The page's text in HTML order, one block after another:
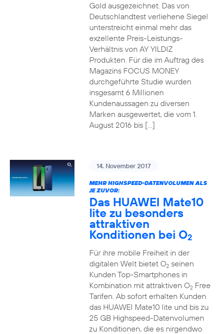
Gold ausgezeichnet. Das von
Deutschlandtest verliehene Siegel
unterstreicht einmal mehr das
exzellente Preis-Leistungs-
Verhältnis von AY YILDIZ
Produkten. Für die im Auftrag des
Magazins FOCUS MONEY
durchgeführte Studie wurden
insgesamt 6 Millionen
Kundenaussagen zu diversen
Marken ausgewertet, die vom 1.
August 2016 bis […]
14. November 2017
MEHR HIGHSPEED-DATENVOLUMEN ALS
JE ZUVOR:
Das HUAWEI Mate10
lite zu besonders
attraktiven
Konditionen bei O2
Für ihre mobile Freiheit in der
digitalen Welt bietet O2seinen
Kunden Top-Smartphones in
Kombination mit attraktiven O2Free
Tarifen. Ab sofort erhalten Kunden
das HUAWEI Mate10 lite und bis zu
25 GB Highspeed-Datenvolumen
zu Konditionen, die es nirgendwo